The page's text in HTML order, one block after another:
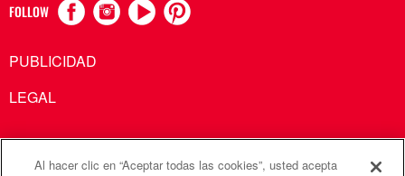
FOLLOW
PUBLICIDAD
LEGAL
Al hacer clic en “Aceptar todas las cookies”, usted acepta